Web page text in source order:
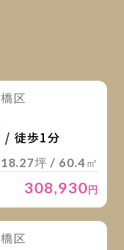
区
/ 徒歩1分
18.27坪 / 60.4㎡
308,930円
区